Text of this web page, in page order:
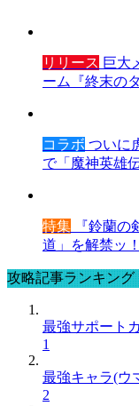
リリース 巨大
ーム『終末の
コラボ ついに
で「魔神英雄
特集 『鈴蘭の
道」を解禁ッ
攻略記事ランキング
最強サポート
1
最強キャラ(ウ
2